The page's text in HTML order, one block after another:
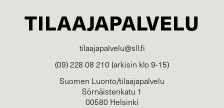
TILAAJAPALVELU
tilaajapalvelu@sll.fi
(09) 228 08 210 (arkisin klo 9-15)
Suomen Luonto/tilaajapalvelu
Sörnäistenkatu 1
00580 Helsinki